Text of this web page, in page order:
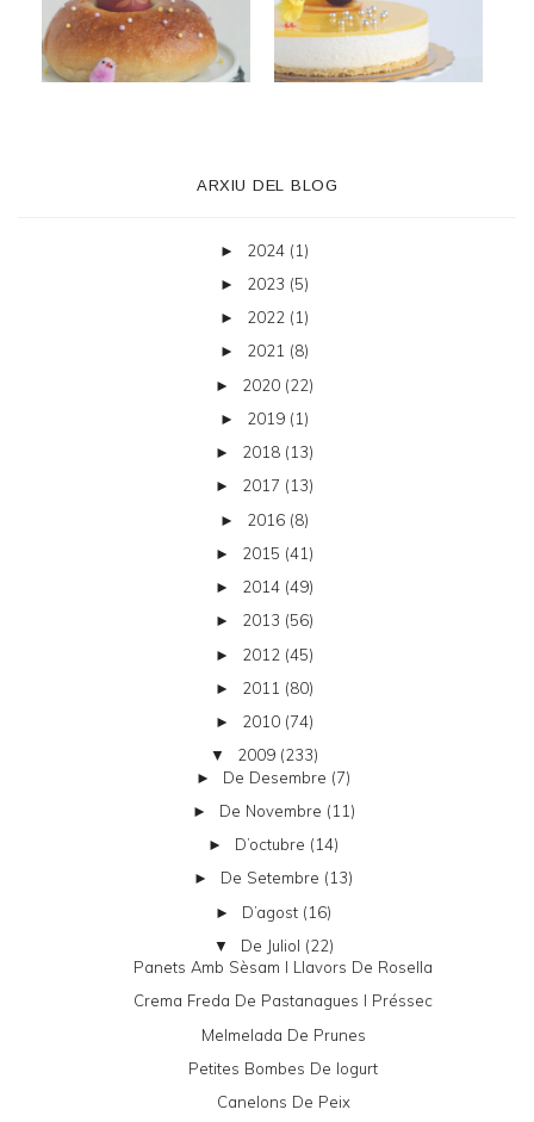
ARXIU DEL BLOG
► 2024 (1)
► 2023 (5)
► 2022 (1)
► 2021 (8)
► 2020 (22)
► 2019 (1)
► 2018 (13)
► 2017 (13)
► 2016 (8)
► 2015 (41)
► 2014 (49)
► 2013 (56)
► 2012 (45)
► 2011 (80)
► 2010 (74)
▼ 2009 (233)
► De Desembre (7)
► De Novembre (11)
► D’octubre (14)
► De Setembre (13)
► D’agost (16)
▼ De Juliol (22)
Panets Amb Sèsam I Llavors De Rosella
Crema Freda De Pastanagues I Préssec
Melmelada De Prunes
Petites Bombes De Iogurt
Canelons De Peix